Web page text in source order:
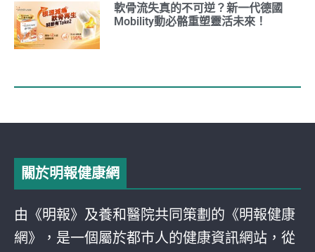
軟骨流失真的不可逆？新一代德國
Mobility動必骼重塑靈活未來！
關於明報健康網
由《明報》及養和醫院共同策劃的《明報健康
網》，是一個屬於都巿人的健康資訊網站，從